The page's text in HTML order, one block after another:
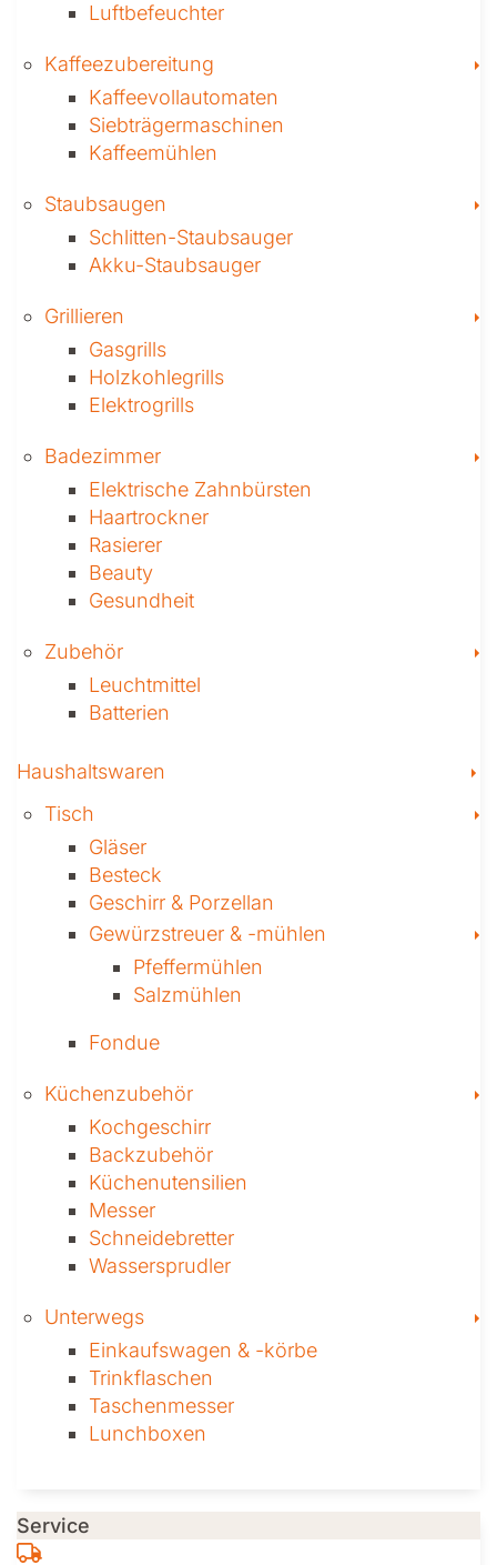
Luftbefeuchter
Kaffee­zubereitung
Kaffeevollautomaten
Siebträgermaschinen
Kaffeemühlen
Staubsaugen
Schlitten-Staubsauger
Akku-Staubsauger
Grillieren
Gasgrills
Holzkohlegrills
Elektrogrills
Badezimmer
Elektrische Zahnbürsten
Haartrockner
Rasierer
Beauty
Gesundheit
Zubehör
Leuchtmittel
Batterien
Haushaltswaren
Tisch
Gläser
Besteck
Geschirr & Porzellan
Gewürzstreuer­ & -mühlen
Pfeffermühlen
Salzmühlen
Fondue
Küchenzubehör
Kochgeschirr
Backzubehör
Küchenutensilien
Messer
Schneidebretter
Wassersprudler
Unterwegs
Einkaufswagen & ­-körbe
Trinkflaschen
Taschen­messer
Lunchboxen
Service